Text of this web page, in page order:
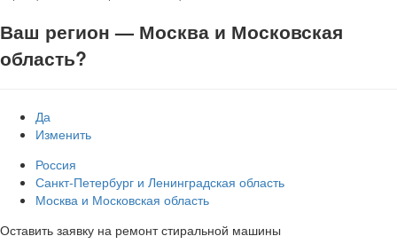
Ваш регион — Москва и Московская
область?
Да
Изменить
Россия
Санкт-Петербург и Ленинградская область
Москва и Московская область
Оставить заявку на ремонт стиральной машины